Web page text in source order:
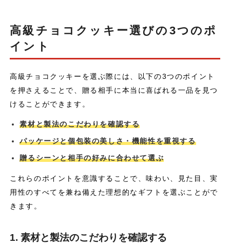
高級チョコクッキー選びの3つのポ
イント
高級チョコクッキーを選ぶ際には、以下の3つのポイント
を押さえることで、贈る相手に本当に喜ばれる一品を見つ
けることができます。
素材と製法のこだわりを確認する
パッケージと個包装の美しさ・機能性を重視する
贈るシーンと相手の好みに合わせて選ぶ
これらのポイントを意識することで、味わい、見た目、実
用性のすべてを兼ね備えた理想的なギフトを選ぶことがで
きます。
1. 素材と製法のこだわりを確認する